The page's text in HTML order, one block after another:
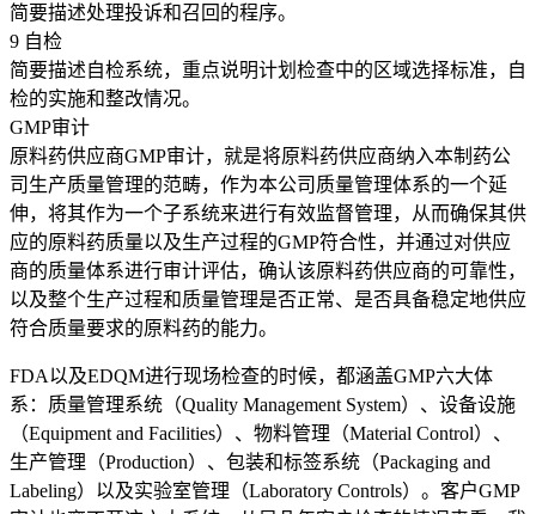
简要描述处理投诉和召回的程序。
9 自检
简要描述自检系统，重点说明计划检查中的区域选择标准，自
检的实施和整改情况。
GMP审计
原料药供应商GMP审计，就是将原料药供应商纳入本制药公
司生产质量管理的范畴，作为本公司质量管理体系的一个延
伸，将其作为一个子系统来进行有效监督管理，从而确保其供
应的原料药质量以及生产过程的GMP符合性，并通过对供应
商的质量体系进行审计评估，确认该原料药供应商的可靠性，
以及整个生产过程和质量管理是否正常、是否具备稳定地供应
符合质量要求的原料药的能力。
FDA以及EDQM进行现场检查的时候，都涵盖GMP六大体
系：质量管理系统（Quality Management System）、设备设施
（Equipment and Facilities）、物料管理（Material Control）、
生产管理（Production）、包装和标签系统（Packaging and
Labeling）以及实验室管理（Laboratory Controls）。客户GMP